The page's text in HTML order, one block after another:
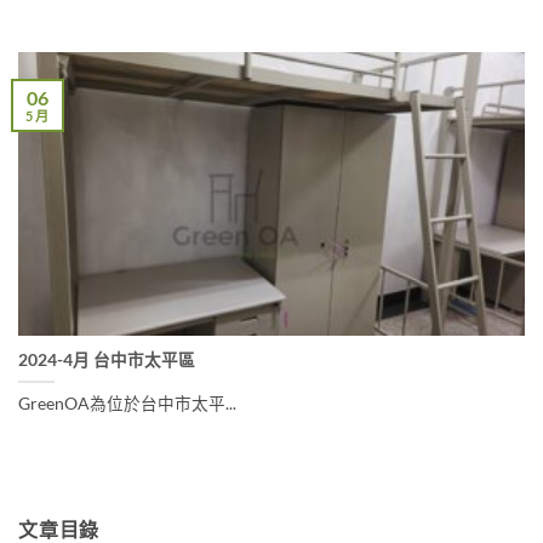
文章目錄
2024-4月 台中市太平區
GreenOA為位於台中市太平...
06
5 月